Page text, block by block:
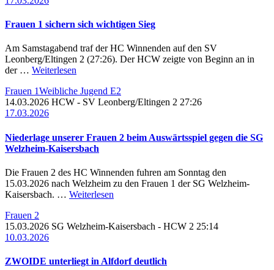
Frauen 1 sichern sich wichtigen Sieg
Am Samstagabend traf der HC Winnenden auf den SV
Leonberg/Eltingen 2 (27:26). Der HCW zeigte von Beginn an in
der … Weiterlesen
Frauen 1Weibliche Jugend E2
14.03.2026 HCW - SV Leonberg/Eltingen 2 27:26
17.03.2026
Niederlage unserer Frauen 2 beim Auswärtsspiel gegen die SG
Welzheim-Kaisersbach
Die Frauen 2 des HC Winnenden fuhren am Sonntag den
15.03.2026 nach Welzheim zu den Frauen 1 der SG Welzheim-
Kaisersbach. … Weiterlesen
Frauen 2
15.03.2026 SG Welzheim-Kaisersbach - HCW 2 25:14
10.03.2026
ZWOIDE unterliegt in Alfdorf deutlich